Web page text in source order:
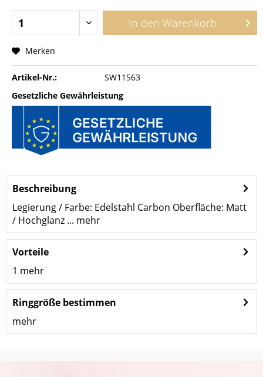
In den Warenkorb
Merken
Artikel-Nr.:
SW11563
Gesetzliche Gewährleistung
Beschreibung
Legierung / Farbe: Edelstahl Carbon Oberfläche: Matt
/ Hochglanz ... mehr
Vorteile
1 mehr
Ringgröße bestimmen
mehr